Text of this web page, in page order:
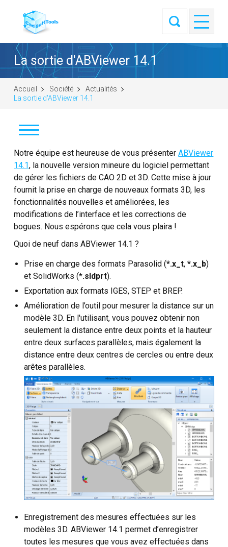
La sortie d'ABViewer 14.1
Accueil Société
Actualités
La sortie d'ABViewer 14.1
Actualités
Clients
À propos
Nous contacter
Développement sur mesure
Notre équipe est heureuse de vous présenterABViewer
14.1, la nouvelle version mineure du logiciel permettant
de gérer les fichiers de CAO 2D et 3D. Cette mise à jour
fournit la prise en charge de nouveaux formats 3D, les
fonctionnalités nouvelles et améliorées, les
modifications de l’interface et les corrections de
bogues. Nous espérons que cela vous plaira !
Quoi de neuf dans ABViewer 14.1 ?
Prise en charge des formats Parasolid (*.x_t,*.x_b)
et SolidWorks (*.sldprt).
Exportation aux formats IGES, STEP et BREP.
Amélioration de l’outil pour mesurer la distance sur un
modèle 3D. En l'utilisant, vous pouvez obtenir non
seulement la distance entre deux points et la hauteur
entre deux surfaces parallèles, mais également la
distance entre deux centres de cercles ou entre deux
arêtes parallèles.
Enregistrement des mesures effectuées sur les
modèles 3D. ABViewer 14.1 permet d’enregistrer
toutes les mesures que vous avez effectuées dans